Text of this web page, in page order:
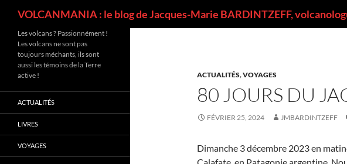
VOLCANMANIA : le blog de Jacques-Marie BARDINTZEFF,
ACTUALITÉS,VOYAGES
80 JOURS DU
FÉVRIER 25, 2024 JMBARDINTZEFF
Dimanche 3 décembre 2023 en
Les volcans ? Passionnément !
Les volcans ne sont pas
toujours méchants, ils sont
aussi les témoins de la Terre
active !
ACTUALITÉS
LIVRES
VOYAGES